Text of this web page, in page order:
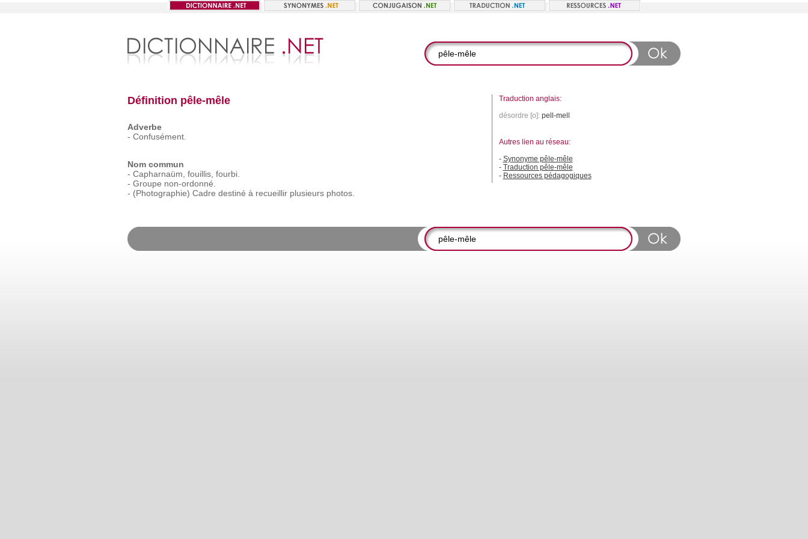
Définition pêle-mêle
Adverbe
- Confusément.
Nom commun
- Capharnaüm, fouillis, fourbi.
- Groupe non-ordonné.
- (Photographie) Cadre destiné à recueillir plusieurs photos.
Traduction anglais:
désordre [o]: pell-mell
Autres lien au réseau:
- Synonyme pêle-mêle
- Traduction pêle-mêle
- Ressources pédagogiques